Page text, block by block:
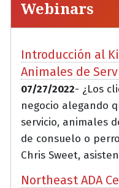
Webinars
Introducción al
Animales de
07/27/2022- ¿Los
negocio alegando
servicio, animales
de consuelo o
Chris Sweet,
Northeast ADA